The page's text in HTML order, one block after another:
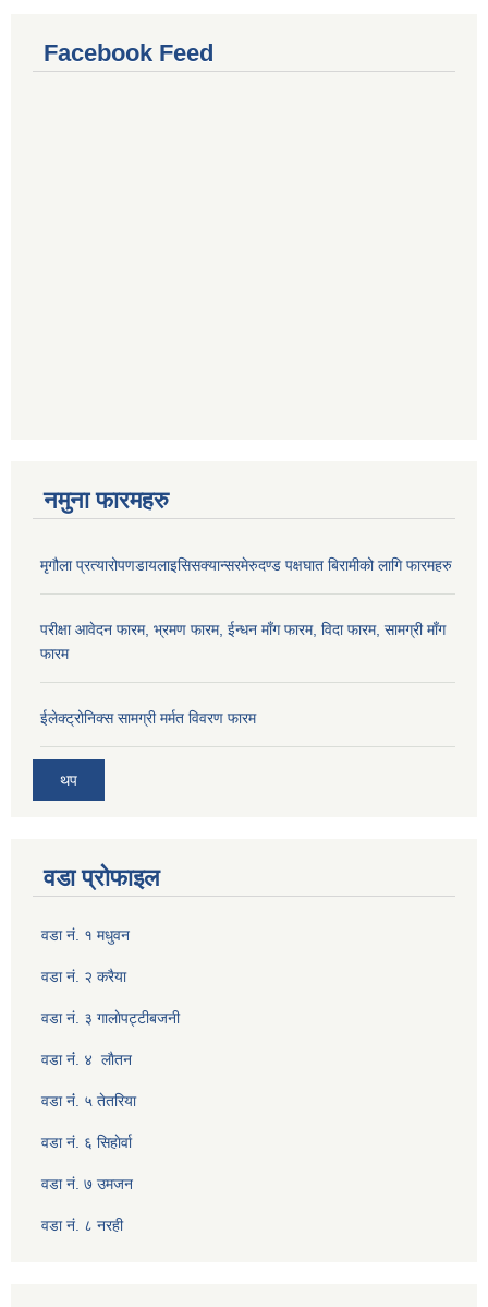
Facebook Feed
नमुना फारमहरु
मृगौला प्रत्यारोपणडायलाइसिसक्यान्सरमेरुदण्ड पक्षघात बिरामीको लागि फारमहरु
परीक्षा आवेदन फारम, भ्रमण फारम, ईन्धन माँग फारम, विदा फारम, सामग्री माँग
फारम
ईलेक्ट्रोनिक्स सामग्री मर्मत विवरण फारम
थप
वडा प्रोफाइल
वडा नं. १ मधुवन
वडा नं. २ करैया
वडा नं. ३ गालाेपट्टीबजनी
वडा नंं. ४ लाैतन
वडा नंं. ५ तेतरिया
वडा नं. ६ सिहाेर्वा
वडा नं. ७ उमजन
वडा नं. ८ नरही